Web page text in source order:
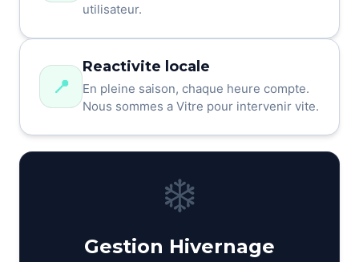
utilisateur.
📍
Reactivite locale
En pleine saison, chaque heure compte.
Nous sommes a Vitre pour intervenir vite.
❄️
Gestion Hivernage